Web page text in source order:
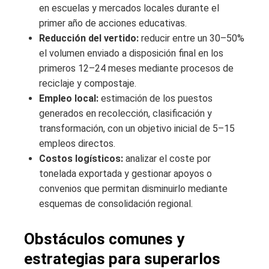
en escuelas y mercados locales durante el
primer año de acciones educativas.
Reducción del vertido: reducir entre un 30–50%
el volumen enviado a disposición final en los
primeros 12–24 meses mediante procesos de
reciclaje y compostaje.
Empleo local: estimación de los puestos
generados en recolección, clasificación y
transformación, con un objetivo inicial de 5–15
empleos directos.
Costos logísticos: analizar el coste por
tonelada exportada y gestionar apoyos o
convenios que permitan disminuirlo mediante
esquemas de consolidación regional.
Obstáculos comunes y
estrategias para superarlos